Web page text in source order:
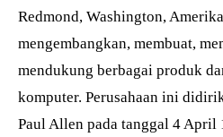
Redmond, Washington,
mengembangkan, membuat,
mendukung berbagai produk
komputer. Perusahaan ini
Paul Allen pada tanggal 4 April